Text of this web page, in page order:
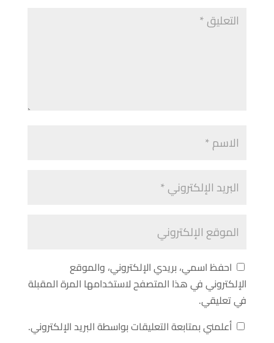
احفظ اسمي، بريدي الإلكتروني، والموقع
الإلكتروني في هذا المتصفح لاستخدامها المرة المقبلة
في تعليقي.
أعلمني بمتابعة التعليقات بواسطة البريد الإلكتروني.